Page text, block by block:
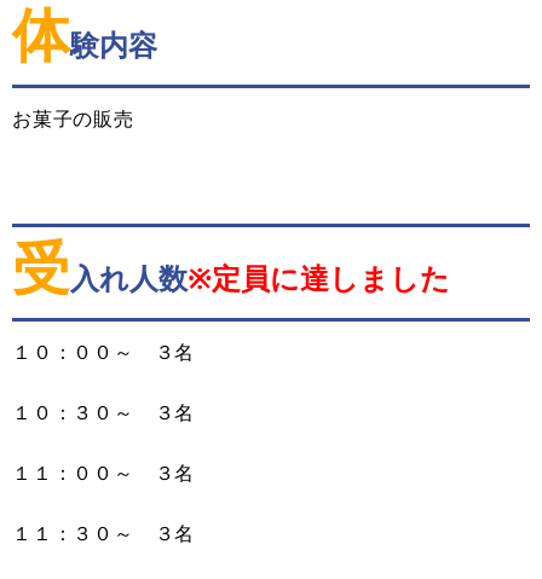
体験内容
お菓子の販売
受入れ人数※定員に達しました
１０：００～ ３名
１０：３０～ ３名
１１：００～ ３名
１１：３０～ ３名